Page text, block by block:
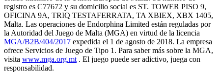
registro es C77672 y su domicilio social es ST. TOWER PISO 9,
OFICINA 9A, TRIQ TESTAFERRATA, TA XBIEX, XBX 1405,
Malta. Las operaciones de Endorphina Limited están reguladas por
la Autoridad del Juego de Malta (MGA) en virtud de la licencia
MGA/B2B/404/2017 expedida el 1 de agosto de 2018. La empresa
ofrece Servicios de Juego de Tipo 1. Para saber más sobre la MGA,
visita www.mga.org.mt . El juego puede ser adictivo, juega con
responsabilidad.